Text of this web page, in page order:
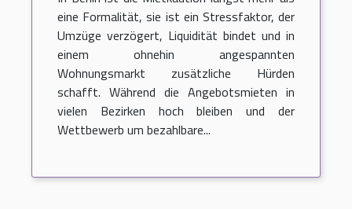
eine Formalität, sie ist ein Stressfaktor, der
Umzüge verzögert, Liquidität bindet und in
einem ohnehin angespannten
Wohnungsmarkt zusätzliche Hürden
schafft. Während die Angebotsmieten in
vielen Bezirken hoch bleiben und der
Wettbewerb um bezahlbare...